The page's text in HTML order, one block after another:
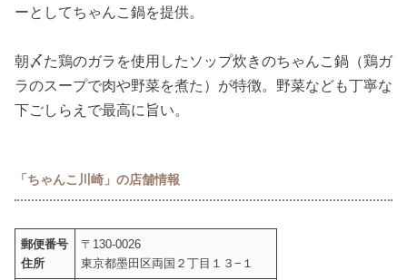
ーとしてちゃんこ鍋を提供。
朝〆た鶏のガラを使用したソップ炊きのちゃんこ鍋（鶏ガ
ラのスープで肉や野菜を煮た）が特徴。野菜なども丁寧な
下ごしらえで最高に旨い。
「ちゃんこ川崎」の店舗情報
郵便番号
住所
〒130-0026
東京都墨田区両国２丁目１３−１